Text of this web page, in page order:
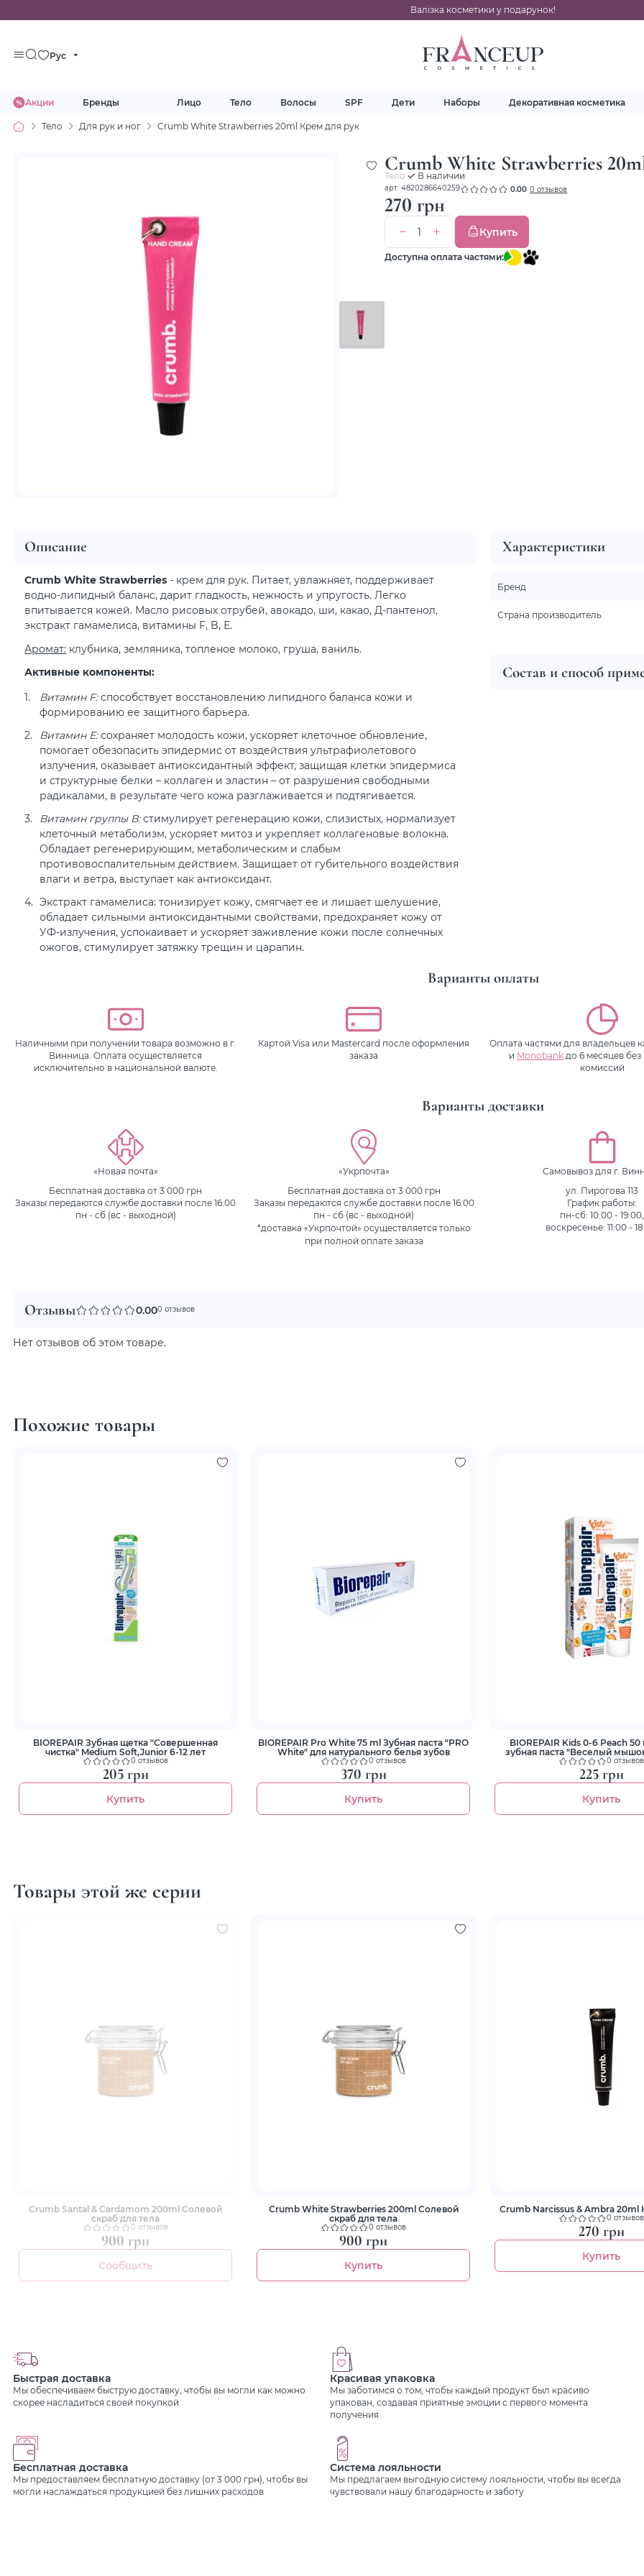
Валізка косметики у подарунок!
Рус
Акции Бренды Лицо Тело Волосы SPF Дети Наборы Декоративная косметика
Тело Для рук и ног Crumb White Strawberries 20ml Крем для рук
Crumb White Strawberries
Тело В наличии
арт. 4820286640259 0.00 0 отзывов
270 грн
Купить
Доступна оплата частями:
Описание
Crumb White Strawberries - крем для рук. Питает, увлажняет, поддерживает
водно-липидный баланс, дарит гладкость, нежность и упругость. Легко
впитывается кожей. Масло рисовых отрубей, авокадо, ши, какао, Д-пантенол,
экстракт гамамелиса, витамины F, B, Е.
Аромат: клубника, земляника, топленое молоко, груша, ваниль.
Активные компоненты:
Витамин F:способствует восстановлению липидного баланса кожи и
формированию ее защитного барьера.
Витамин Е:сохраняет молодость кожи, ускоряет клеточное обновление,
помогает обезопасить эпидермис от воздействия ультрафиолетового
излучения, оказывает антиоксидантный эффект, защищая клетки эпидермиса
и структурные белки – коллаген и эластин – от разрушения свободными
радикалами, в результате чего кожа разглаживается и подтягивается.
Витамин группы В:стимулирует регенерацию кожи, слизистых, нормализует
клеточный метаболизм, ускоряет митоз и укрепляет коллагеновые волокна.
Обладает регенерирующим, метаболическим и слабым
противовоспалительным действием. Защищает от губительного воздействия
влаги и ветра, выступает как антиоксидант.
Экстракт гамамелиса: тонизирует кожу, смягчает ее и лишает шелушение,
обладает сильными антиоксидантными свойствами, предохраняет кожу от
УФ-излучения, успокаивает и ускоряет заживление кожи после солнечных
ожогов, стимулирует затяжку трещин и царапин.
Состав и способ
Характеристики
Бренд
Страна производитель
Варианты оплаты
Наличными при получении товара возможно в г.
Винница. Оплата осуществляется
исключительно в национальной валюте.
Картой Visa или Mastercard после оформления
заказа
Оплата частями для владельцев
и Monobank до 6 месяцев
комиссий
Варианты доставки
«Новая почта»
Бесплатная доставка от 3 000 грн
Заказы передаются службе доставки после 16:00
пн - сб (вс - выходной)
«Укрпочта»
Бесплатная доставка от 3 000 грн
Заказы передаются службе доставки после 16:00
пн - сб (вс - выходной)
*доставка «Укрпочтой» осуществляется только
при полной оплате заказа
Самовывоз для г.
ул. Пирогова 113
График работы:
пн-сб: 10:00 - 19:00,
воскресенье: 11:00 -
Отзывы 0.000 отзывов
Нет отзывов об этом товаре.
Похожие товары
BIOREPAIR Зубная щетка "Совершенная
чистка" Medium Soft,Junior 6-12 лет
0 отзывов
205 грн
Купить
BIOREPAIR Pro White 75 ml Зубная паста "PRO
White" для натурального белья зубов
0 отзывов
370 грн
Купить
BIOREPAIR Kids 0-6 Рeach 50
зубная паста "Веселый
0 отзывов
225 грн
Купить
Товары этой же серии
Crumb Santal & Cardamom 200ml Солевой
скраб для тела
0 отзывов
900 грн
Сообщить
Crumb White Strawberries 200ml Солевой
скраб для тела
0 отзывов
900 грн
Купить
Crumb Narcissus & Ambra 20ml
0 отзывов
270 грн
Купить
Быстрая доставка
Мы обеспечиваем быструю доставку, чтобы вы могли как можно
скорее насладиться своей покупкой
Красивая упаковка
Мы заботимся о том, чтобы каждый продукт был красиво
упакован, создавая приятные эмоции с первого момента
получения
Бесплатная доставка
Мы предоставляем бесплатную доставку (от 3 000 грн), чтобы вы
могли наслаждаться продукцией без лишних расходов
Система лояльности
Мы предлагаем выгодную систему лояльности, чтобы вы всегда
чувствовали нашу благодарность и заботу